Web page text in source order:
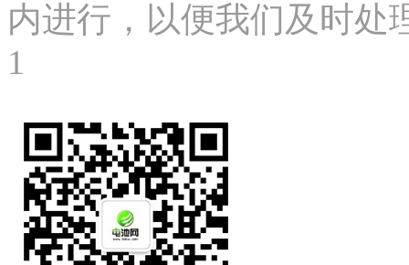
内进行，以便我们及时处
1